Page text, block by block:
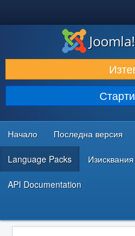
ИЗТЕГЛЯНЕ & РАЗШИРЯВАНЕ
ОТКРИВАЙТЕ & УЧЕТЕ
ОБЩНОСТ & ПОДДРЪЖКА
РЕСУРСИ ЗА РАЗРАБОТКА
Начало Последна версия
Language Packs Изисквания
API Documentation